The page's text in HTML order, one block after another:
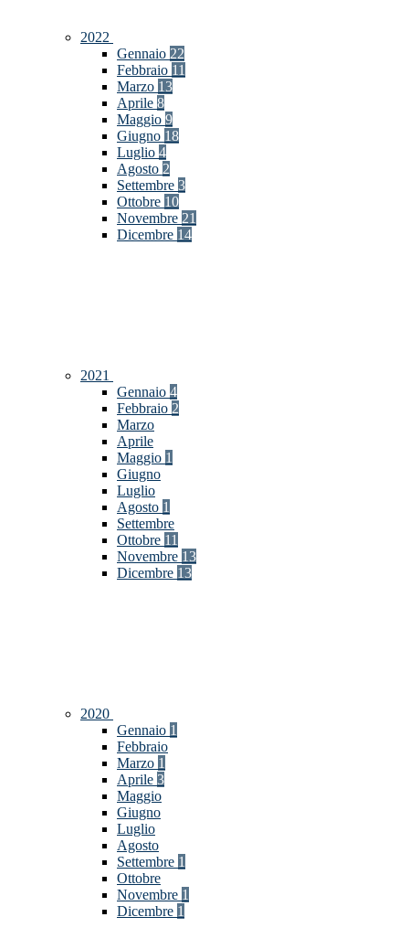
2022
Gennaio 22
Febbraio 11
Marzo 13
Aprile 8
Maggio 9
Giugno 18
Luglio 4
Agosto 2
Settembre 3
Ottobre 10
Novembre 21
Dicembre 14
2021
Gennaio 4
Febbraio 2
Marzo
Aprile
Maggio 1
Giugno
Luglio
Agosto 1
Settembre
Ottobre 11
Novembre 13
Dicembre 13
2020
Gennaio 1
Febbraio
Marzo 1
Aprile 3
Maggio
Giugno
Luglio
Agosto
Settembre 1
Ottobre
Novembre 1
Dicembre 1